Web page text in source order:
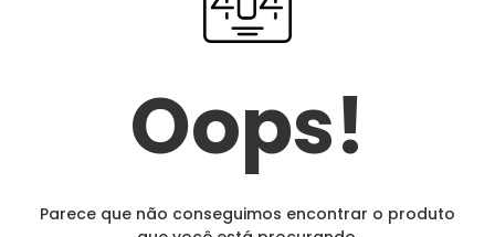
Oops!
Parece que não conseguimos encontrar o produto